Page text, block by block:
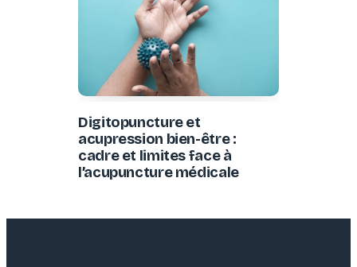
Digitopuncture et
acupression bien-être :
cadre et limites face à
l’acupuncture médicale